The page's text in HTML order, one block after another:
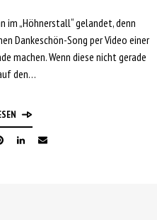
im „Höhnerstall“ gelandet, denn
Dankeschön-Song per Video einer
machen. Wenn diese nicht gerade
den…